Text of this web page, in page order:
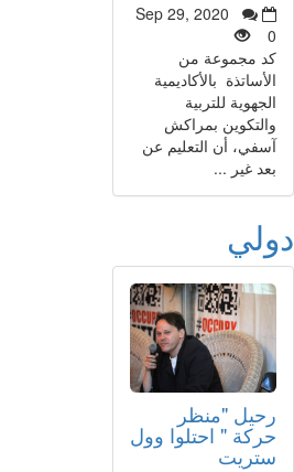
Sep 29, 2020
0
كد مجموعة من
الأساتذة بالأكاديمية
الجهوية للتربية
والتكوين بمراكش
آسفي، أن التعليم عن
بعد غير ...
دولي
رحيل "منظر
حركة " احتلوا وول
ستريت